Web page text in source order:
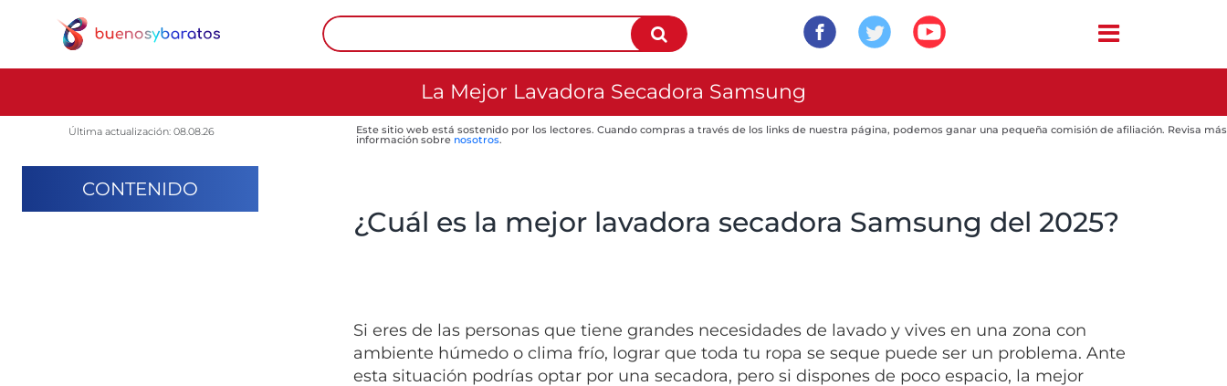
La Mejor Lavadora Secadora Samsung
Última actualización: 08.08.26 Este sitio web está sostenido por los lectores. Cuando compras a través de los links de nuestra página, podemos ganar una pequeña comisión de afiliación. Revisa más
información sobre nosotros.
CONTENIDO
¿Cuál es la mejor lavadora secadora Samsung del 2025?
Si eres de las personas que tiene grandes necesidades de lavado y vives en una zona con
ambiente húmedo o clima frío, lograr que toda tu ropa se seque puede ser un problema. Ante
esta situación podrías optar por una secadora, pero si dispones de poco espacio, la mejor